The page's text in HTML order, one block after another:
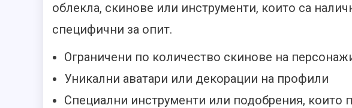
облекла, скинове или инструменти, които са
специфични за опит.
Ограничени по количество скинове на
Уникални аватари или декорации на профили
Специални инструменти или подобрения, които